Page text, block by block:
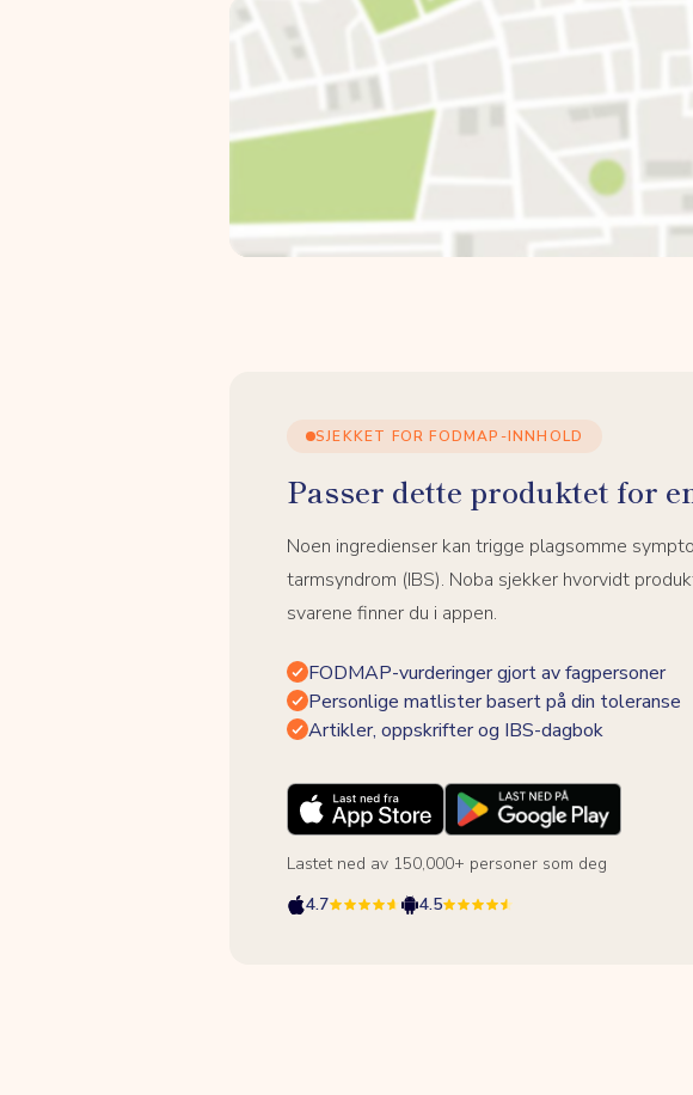
SJEKKET FOR FODMAP-INNHOLD
Passer dette produktet for
Noen ingredienser kan trigge plagsomme
tarmsyndrom (IBS). Noba sjekker hvorvidt
svarene finner du i appen.
FODMAP-vurderinger gjort av fagpersoner
Personlige matlister basert på din toleranse
Artikler, oppskrifter og IBS-dagbok
Lastet ned av 150,000+ personer som deg
4.7
4.5